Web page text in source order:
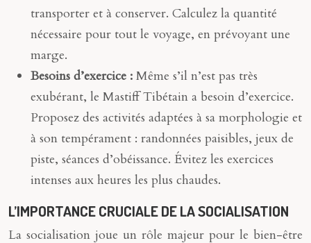
transporter et à conserver. Calculez la quantité
nécessaire pour tout le voyage, en prévoyant une
marge.
Besoins d’exercice : Même s’il n’est pas très
exubérant, le Mastiff Tibétain a besoin d’exercice.
Proposez des activités adaptées à sa morphologie et
à son tempérament : randonnées paisibles, jeux de
piste, séances d’obéissance. Évitez les exercices
intenses aux heures les plus chaudes.
L’IMPORTANCE CRUCIALE DE LA SOCIALISATION
La socialisation joue un rôle majeur pour le bien-être